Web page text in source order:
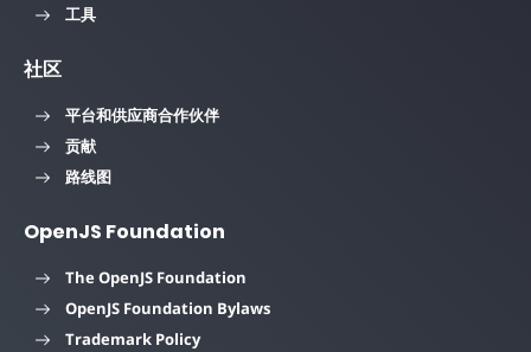
工具
社区
平台和供应商合作伙伴
贡献
路线图
OpenJS Foundation
The OpenJS Foundation
OpenJS Foundation Bylaws
Trademark Policy